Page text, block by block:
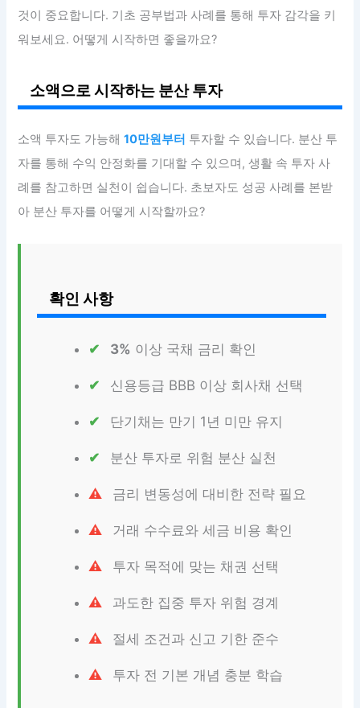
것이 중요합니다. 기초 공부법과 사례를 통해 투자 감각을 키
워보세요. 어떻게 시작하면 좋을까요?
소액으로 시작하는 분산 투자
소액 투자도 가능해10만원부터 투자할 수 있습니다. 분산 투
자를 통해 수익 안정화를 기대할 수 있으며, 생활 속 투자 사
례를 참고하면 실천이 쉽습니다. 초보자도 성공 사례를 본받
아 분산 투자를 어떻게 시작할까요?
확인 사항
3% 이상 국채 금리 확인
신용등급 BBB 이상 회사채 선택
단기채는 만기 1년 미만 유지
분산 투자로 위험 분산 실천
금리 변동성에 대비한 전략 필요
거래 수수료와 세금 비용 확인
투자 목적에 맞는 채권 선택
과도한 집중 투자 위험 경계
절세 조건과 신고 기한 준수
투자 전 기본 개념 충분 학습